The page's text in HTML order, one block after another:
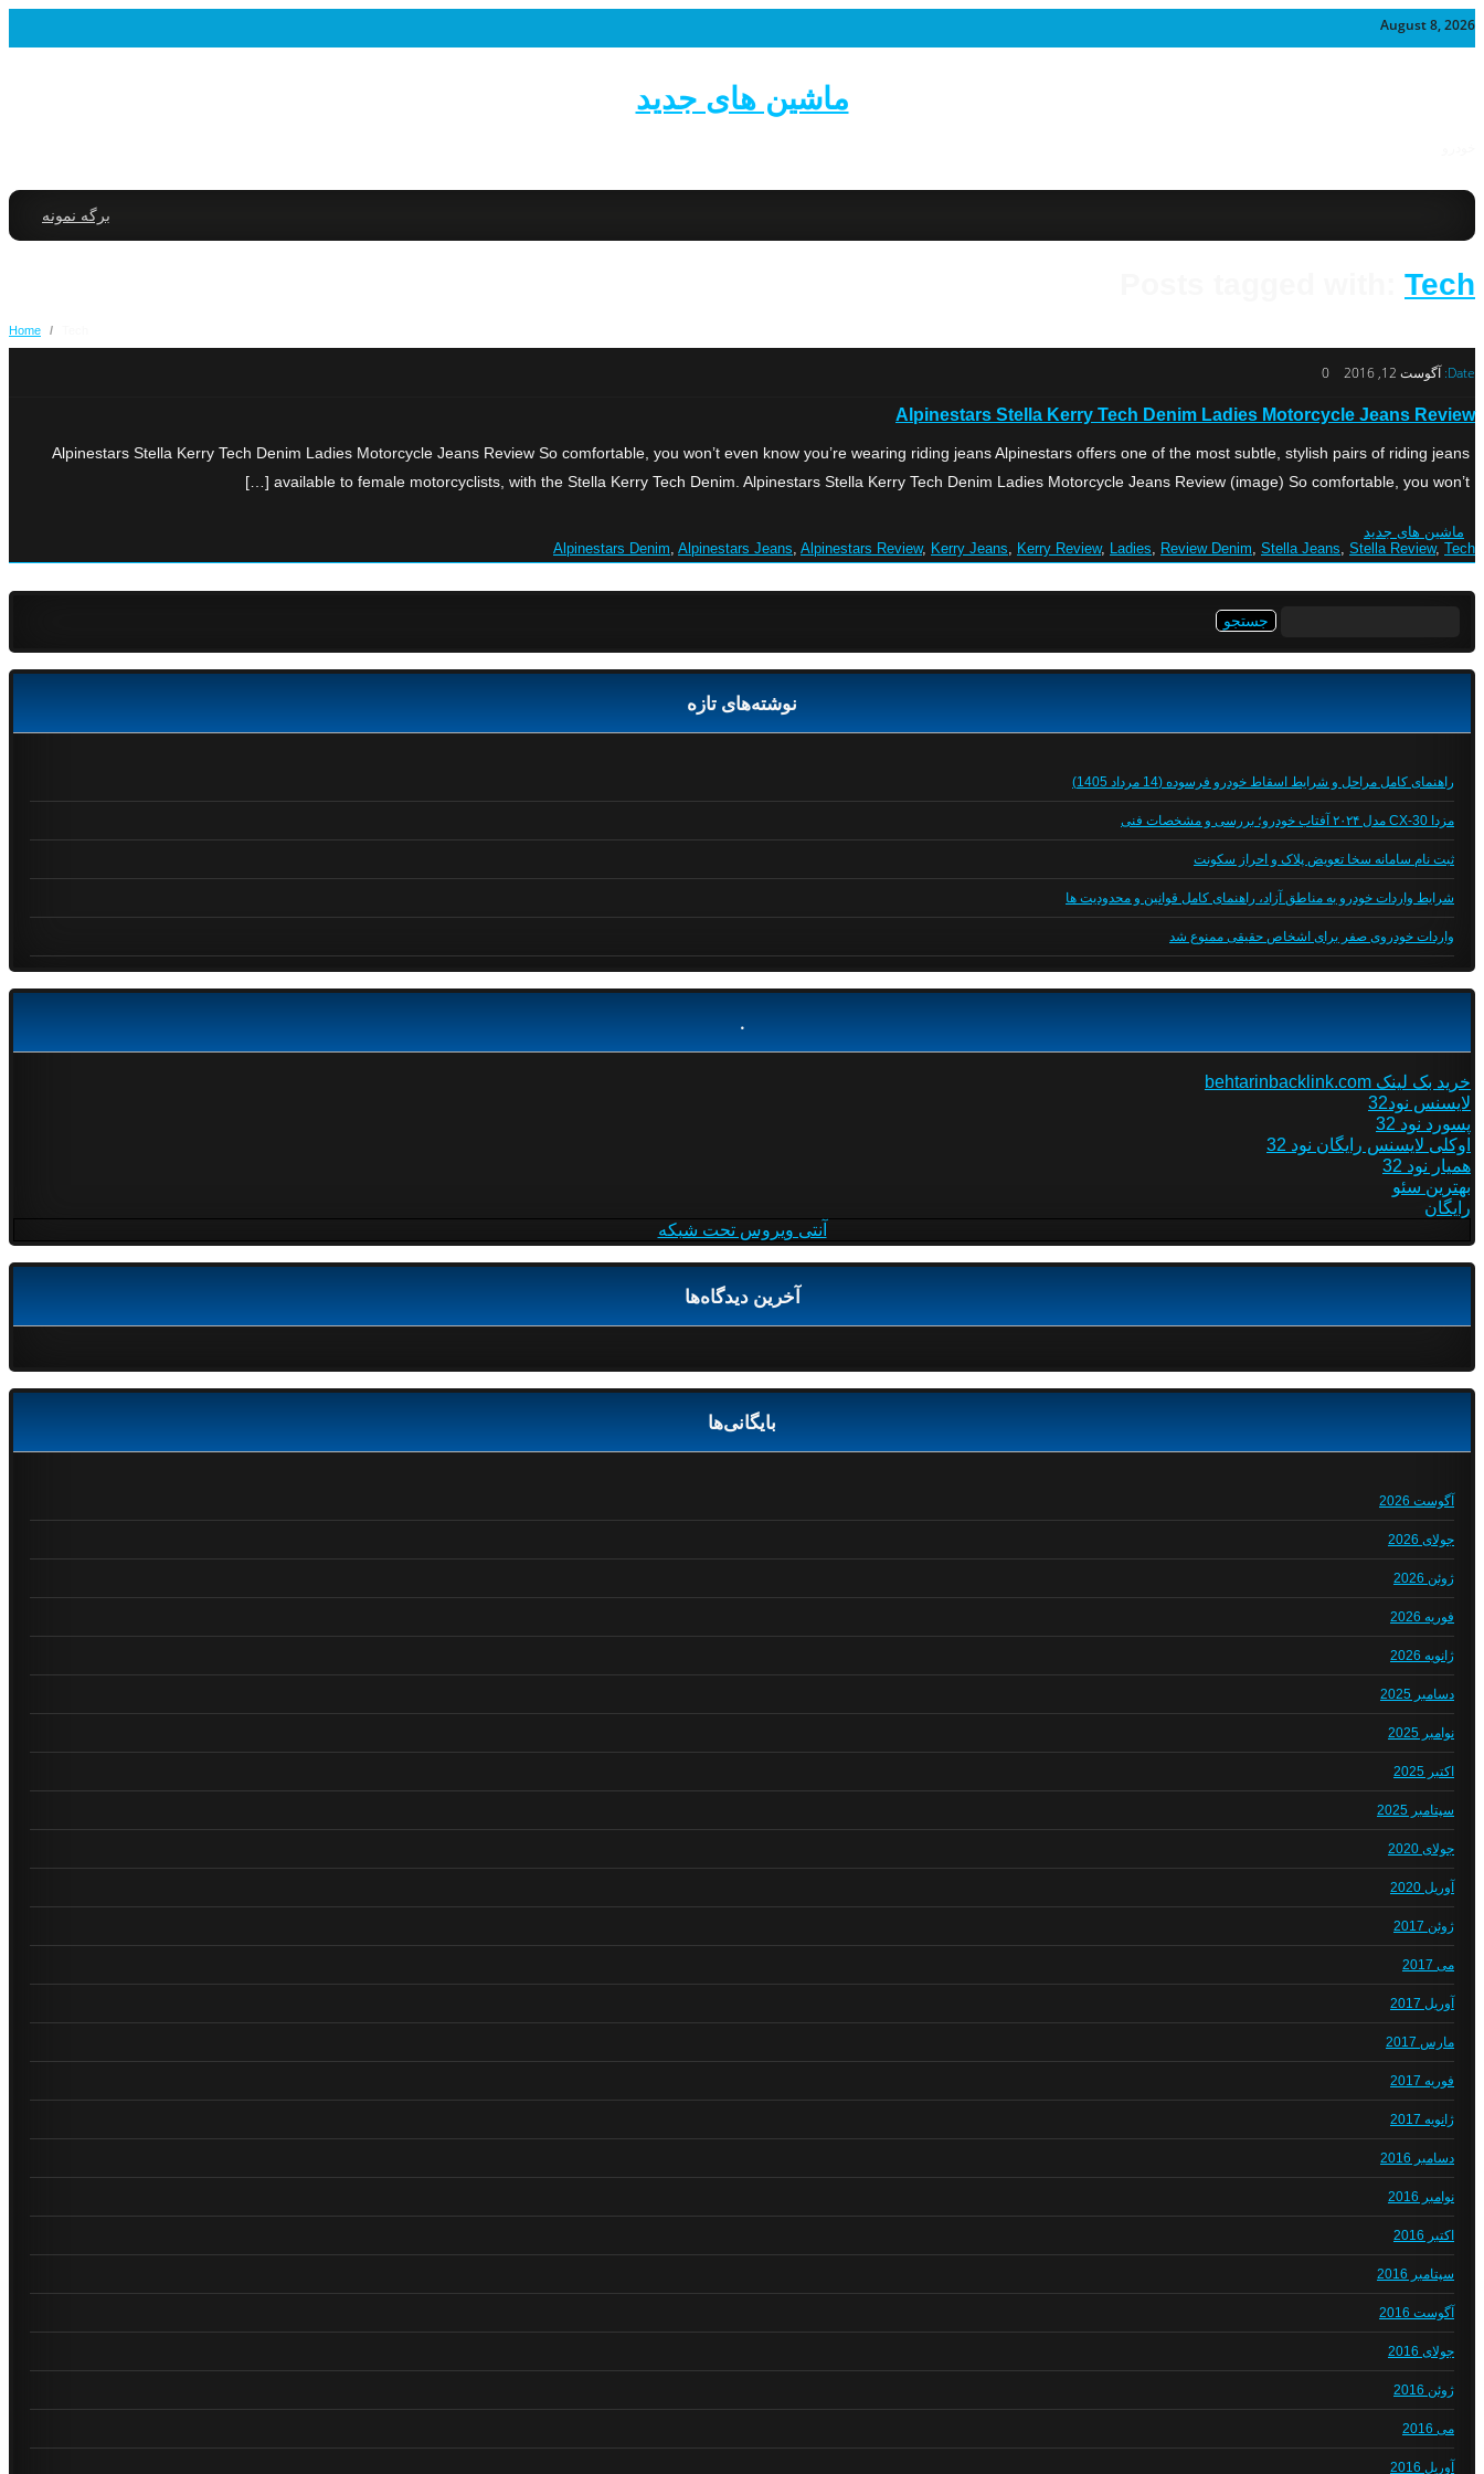
August 8, 2026
ماشین های جدید
برگه نمونه
Tech
Home /
Date: آگوست 12, 2016 0
Alpinestars Stella Kerry Tech Denim Ladies Motorcycle Jeans Review
Alpinestars Stella Kerry Tech Denim Ladies Motorcycle Jeans Review So comfortable, you won’t even know you’re wearing riding jeans Alpinestars offers one of the most subtle, stylish pairs of riding jeans
available to female motorcyclists, with the Stella Kerry Tech Denim. Alpinestars Stella Kerry Tech Denim Ladies Motorcycle Jeans Review (image) So comfortable, you won’t […]
ماشین های جدید
Alpinestars Denim, Alpinestars Jeans, Alpinestars Review, Kerry Jeans, Kerry Review, Ladies, Review Denim, Stella Jeans, Stella Review, Tech
نوشته‌های تازه
راهنمای کامل مراحل و شرایط اسقاط خودرو فرسوده (14 مرداد 1405)
مزدا CX-30 مدل ۲۰۲۴ آفتاب خودرو؛ بررسی و مشخصات فنی
ثبت نام سامانه سخا تعویض پلاک و احراز سکونت
شرایط واردات خودرو به مناطق آزاد، راهنمای کامل قوانین و محدودیت ها
واردات خودروی صفر برای اشخاص حقیقی ممنوع شد
.
خرید بک لینک behtarinbacklink.com
لایسنس نود32
پسورد نود 32
اوکلی لایسنس رایگان نود 32
همیار نود 32
بهترین سئو
رایگان
آنتی ویروس تحت شبکه
آخرین دیدگاه‌ها
بایگانی‌ها
آگوست 2026
جولای 2026
ژوئن 2026
فوریه 2026
ژانویه 2026
دسامبر 2025
نوامبر 2025
اکتبر 2025
سپتامبر 2025
جولای 2020
آوریل 2020
ژوئن 2017
می 2017
آوریل 2017
مارس 2017
فوریه 2017
ژانویه 2017
دسامبر 2016
نوامبر 2016
اکتبر 2016
سپتامبر 2016
آگوست 2016
جولای 2016
ژوئن 2016
می 2016
آوریل 2016